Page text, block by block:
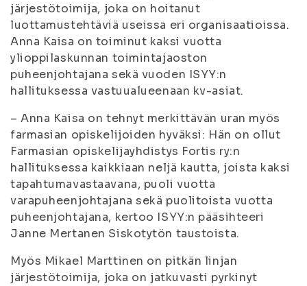
järjestötoimija, joka on hoitanut
luottamustehtäviä useissa eri organisaatioissa.
Anna Kaisa on toiminut kaksi vuotta
ylioppilaskunnan toimintajaoston
puheenjohtajana sekä vuoden ISYY:n
hallituksessa vastuualueenaan kv-asiat.
– Anna Kaisa on tehnyt merkittävän uran myös
farmasian opiskelijoiden hyväksi: Hän on ollut
Farmasian opiskelijayhdistys Fortis ry:n
hallituksessa kaikkiaan neljä kautta, joista kaksi
tapahtumavastaavana, puoli vuotta
varapuheenjohtajana sekä puolitoista vuotta
puheenjohtajana, kertoo ISYY:n pääsihteeri
Janne Mertanen Siskotytön taustoista.
Myös Mikael Marttinen on pitkän linjan
järjestötoimija, joka on jatkuvasti pyrkinyt